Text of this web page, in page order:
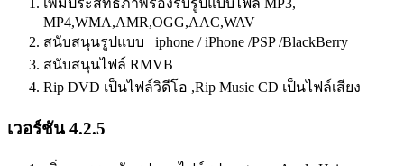
เพิ่มประสิทธิภาพรองรับรูปแบบไฟล์ MP3,
MP4,WMA,AMR,OGG,AAC,WAV
สนับสนุนรูปแบบ iphone / iPhone /PSP /BlackBerry
สนับสนุนไฟล์ RMVB
Rip DVD เป็นไฟล์วิดีโอ ,Rip Music CD เป็นไฟล์เสียง
เวอร์ชัน 4.2.5